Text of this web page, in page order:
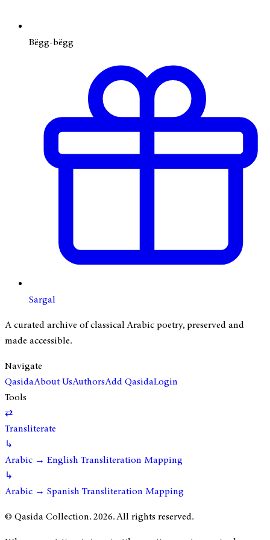
Bëgg-bëgg
Sargal
A curated archive of classical Arabic poetry, preserved and
made accessible.
Navigate
QasidaAbout UsAuthorsAdd QasidaLogin
Tools
⇄
Transliterate
↳
Arabic → English Transliteration Mapping
↳
Arabic → Spanish Transliteration Mapping
© Qasida Collection.2026. All rights reserved.